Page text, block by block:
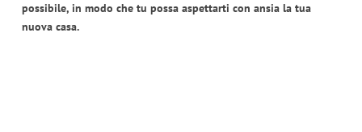
possibile, in modo che tu possa aspettarti con ansia la tua
nuova casa.